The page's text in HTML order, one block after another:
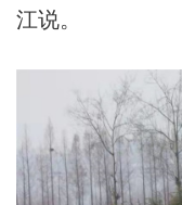
江说。